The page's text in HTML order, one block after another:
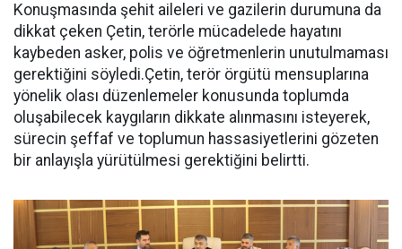
Konuşmasında şehit aileleri ve gazilerin durumuna da
dikkat çeken Çetin, terörle mücadelede hayatını
kaybeden asker, polis ve öğretmenlerin unutulmaması
gerektiğini söyledi.Çetin, terör örgütü mensuplarına
yönelik olası düzenlemeler konusunda toplumda
oluşabilecek kaygıların dikkate alınmasını isteyerek,
sürecin şeffaf ve toplumun hassasiyetlerini gözeten
bir anlayışla yürütülmesi gerektiğini belirtti.